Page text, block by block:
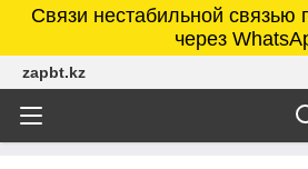
Связи нестабильной связью
через
zapbt.kz